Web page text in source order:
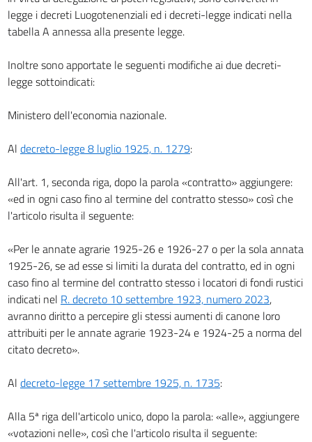
legge i decreti Luogotenenziali ed i decreti-legge indicati nella
tabella A annessa alla presente legge.
Inoltre sono apportate le seguenti modifiche ai due decreti-
legge sottoindicati:
Ministero dell'economia nazionale.
Al decreto-legge 8 luglio 1925, n. 1279:
All'art. 1, seconda riga, dopo la parola «contratto» aggiungere:
«ed in ogni caso fino al termine del contratto stesso» così che
l'articolo risulta il seguente:
«Per le annate agrarie 1925-26 e 1926-27 o per la sola annata
1925-26, se ad esse si limiti la durata del contratto, ed in ogni
caso fino al termine del contratto stesso i locatori di fondi rustici
indicati nel R. decreto 10 settembre 1923, numero 2023,
avranno diritto a percepire gli stessi aumenti di canone loro
attribuiti per le annate agrarie 1923-24 e 1924-25 a norma del
citato decreto».
Al decreto-legge 17 settembre 1925, n. 1735:
Alla 5ª riga dell'articolo unico, dopo la parola: «alle», aggiungere
«votazioni nelle», così che l'articolo risulta il seguente: